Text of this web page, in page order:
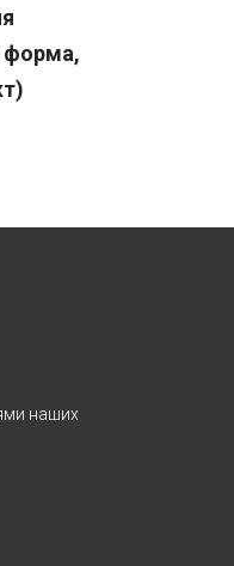
форма,
наших